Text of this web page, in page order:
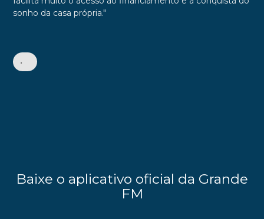
sonho da casa própria."
•
Baixe o aplicativo oficial da Grande
FM